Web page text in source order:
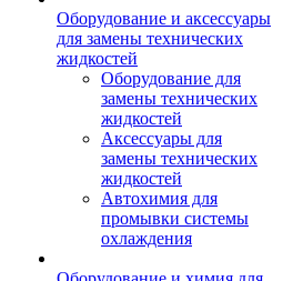
Оборудование и аксессуары
для замены технических
жидкостей
Оборудование для
замены технических
жидкостей
Аксессуары для
замены технических
жидкостей
Автохимия для
промывки системы
охлаждения